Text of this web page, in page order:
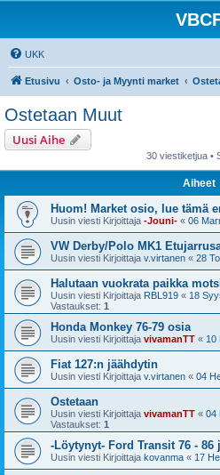
UKK
Etusivu Osto- ja Myynti market
Ostetaan Muut
Uusi Aihe
30 viestiketjua •
Aiheet
Huom! Market osio, lue tämä
Uusin viesti Kirjoittaja -Jouni- « 06
VW Derby/Polo MK1
Uusin viesti Kirjoittaja v.virtanen « 28
Halutaan vuokrata paikka
Uusin viesti Kirjoittaja RBL919 « 18
Vastaukset: 1
Honda Monkey 76-79 osia
Uusin viesti Kirjoittaja vivamanTT « 10
Fiat 127:n jäähdytin
Uusin viesti Kirjoittaja v.virtanen « 04
Ostetaan
Uusin viesti Kirjoittaja vivamanTT « 04
Vastaukset: 1
-Löytynyt- Ford Transit 76 -
Uusin viesti Kirjoittaja kovanma « 17